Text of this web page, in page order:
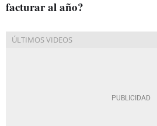
facturar al año?